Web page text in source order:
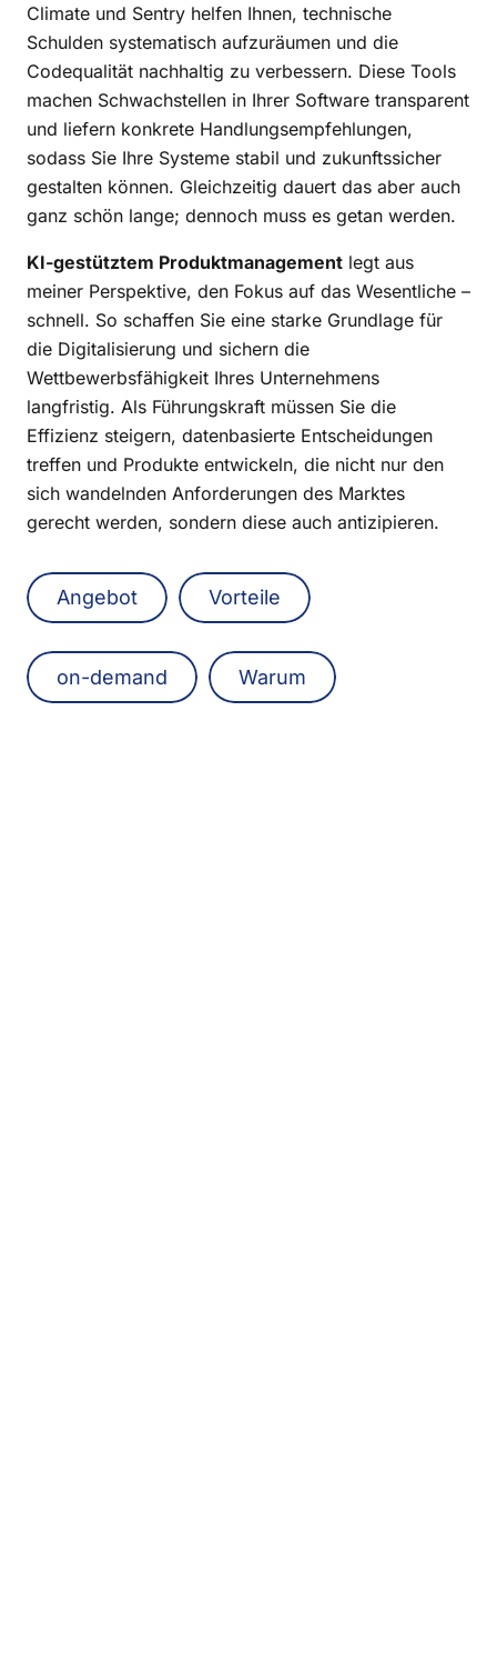
Climate und Sentry helfen Ihnen, technische
Schulden systematisch aufzuräumen und die
Codequalität nachhaltig zu verbessern. Diese Tools
machen Schwachstellen in Ihrer Software transparent
und liefern konkrete Handlungsempfehlungen,
sodass Sie Ihre Systeme stabil und zukunftssicher
gestalten können. Gleichzeitig dauert das aber auch
ganz schön lange; dennoch muss es getan werden.
KI-gestütztem Produktmanagement legt aus
meiner Perspektive, den Fokus auf das Wesentliche –
schnell. So schaffen Sie eine starke Grundlage für
die Digitalisierung und sichern die
Wettbewerbsfähigkeit Ihres Unternehmens
langfristig. Als Führungskraft müssen Sie die
Effizienz steigern, datenbasierte Entscheidungen
treffen und Produkte entwickeln, die nicht nur den
sich wandelnden Anforderungen des Marktes
gerecht werden, sondern diese auch antizipieren.
Angebot Vorteile
on-demand Warum